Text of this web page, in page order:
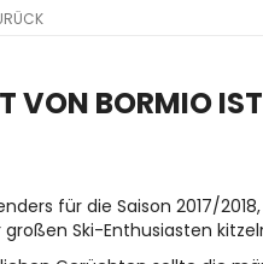
VON BORMIO
für die Saison 2017/
Ski-Enthusiasten